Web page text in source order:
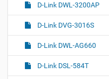
D-Link DWL-3200AP
D-Link DVG-3016S
D-Link DWL-AG660
D-Link DSL-584T